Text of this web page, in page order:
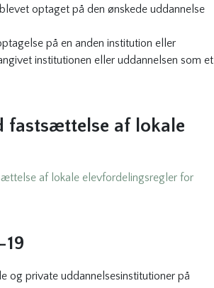
optaget på den ønskede uddannelse
på en anden institution eller
institutionen eller uddannelsen som et
fastsættelse af lokale
af lokale elevfordelingsregler for
og private uddannelsesinstitutioner på